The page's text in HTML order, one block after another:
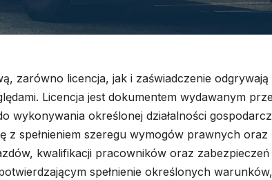
zarówno licencja, jak i zaświadczenie odgrywają
Licencja jest dokumentem wydawanym
wykonywania określonej działalności
z spełnieniem szeregu wymogów prawnych oraz
kwalifikacji pracowników oraz zabezpieczeń
spełnienie określonych warunków,